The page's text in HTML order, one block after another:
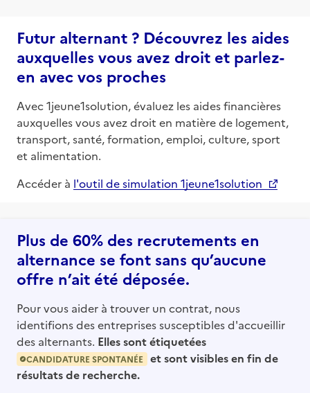
Futur alternant ? Découvrez les aides
auxquelles vous avez droit et parlez-
en avec vos proches
Avec 1jeune1solution, évaluez les aides financières
auxquelles vous avez droit en matière de logement,
transport, santé, formation, emploi, culture, sport
et alimentation.
Accéder à l'outil de simulation 1jeune1solution
Plus de 60% des recrutements en
alternance se font sans qu’aucune
offre n’ait été déposée.
Pour vous aider à trouver un contrat, nous
identifions des entreprises susceptibles d'accueillir
des alternants. Elles sont étiquetées
CANDIDATURE SPONTANÉE
et sont visibles en fin de
résultats de recherche.